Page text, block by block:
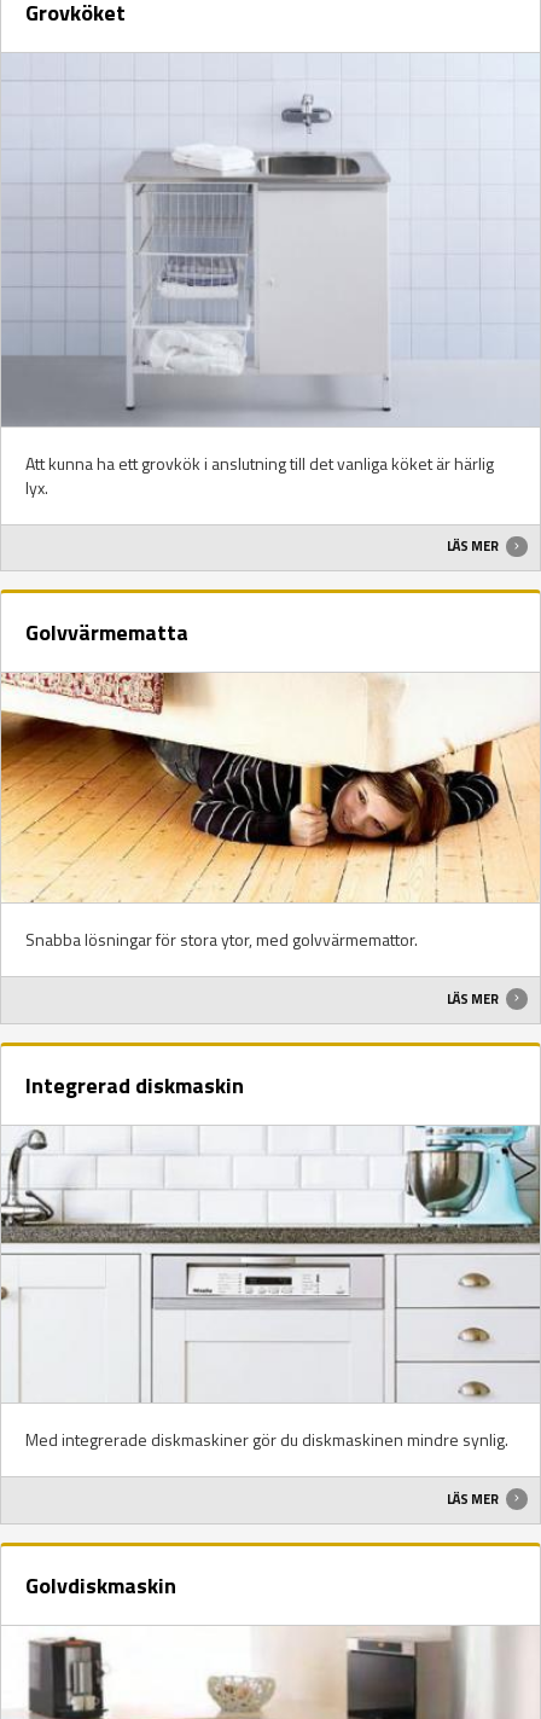
Grovköket
Att kunna ha ett grovkök i anslutning till det vanliga köket är härlig
lyx.
LÄS MER
Golvvärmematta
Snabba lösningar för stora ytor, med golvvärmemattor.
LÄS MER
Integrerad diskmaskin
Med integrerade diskmaskiner gör du diskmaskinen mindre synlig.
LÄS MER
Golvdiskmaskin